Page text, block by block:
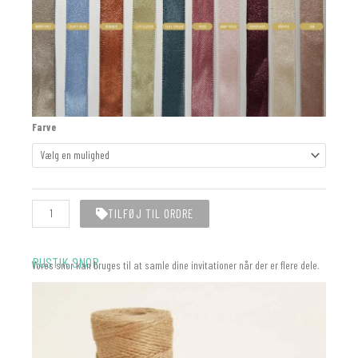
Farve
Silkebånd
15mm
antal
TILFØJ TIL ORDRE
RUSTIK SNOR
Vores snor kan bruges til at samle dine invitationer når der er flere dele.